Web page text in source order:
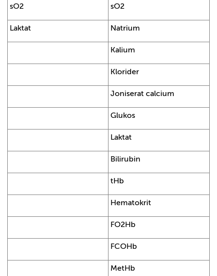
sO2 sO2
Laktat Natrium
Kalium
Klorider
Joniserat calcium
Glukos
Laktat
Bilirubin
tHb
Hematokrit
FO2Hb
FCOHb
MetHb